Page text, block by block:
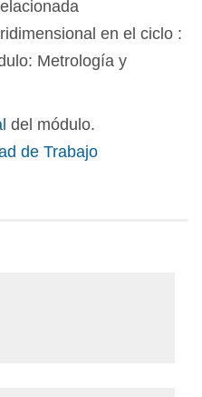
en el ciclo :
Metrología y
del módulo.
de Trabajo